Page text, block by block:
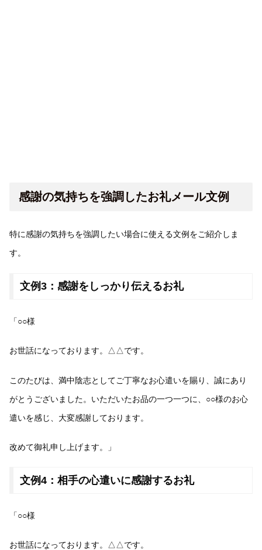
感謝の気持ちを強調したお礼メール文例
特に感謝の気持ちを強調したい場合に使える文例をご紹介しま
す。
文例3：感謝をしっかり伝えるお礼
「○○様
お世話になっております。△△です。
このたびは、満中陰志としてご丁寧なお心遣いを賜り、誠にあり
がとうございました。いただいたお品の一つ一つに、○○様のお心
遣いを感じ、大変感謝しております。
改めて御礼申し上げます。」
文例4：相手の心遣いに感謝するお礼
「○○様
お世話になっております。△△です。